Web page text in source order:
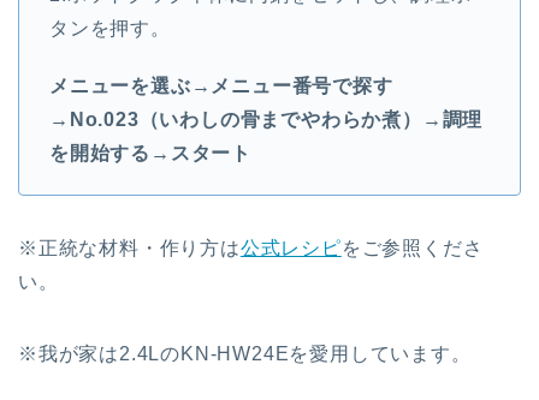
タンを押す。
メニューを選ぶ→メニュー番号で探す
→No.023（いわしの骨までやわらか煮）→調理
を開始する→スタート
※正統な材料・作り方は公式レシピをご参照くださ
い。
※我が家は2.4LのKN-HW24Eを愛用しています。